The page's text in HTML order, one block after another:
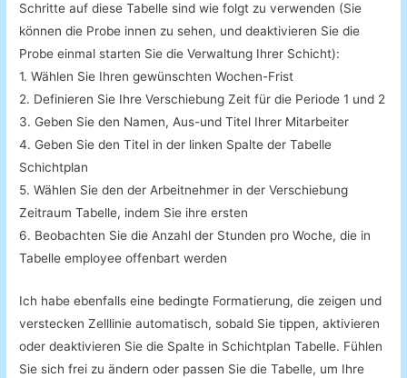
Schritte auf diese Tabelle sind wie folgt zu verwenden (Sie
können die Probe innen zu sehen, und deaktivieren Sie die
Probe einmal starten Sie die Verwaltung Ihrer Schicht):
1. Wählen Sie Ihren gewünschten Wochen-Frist
2. Definieren Sie Ihre Verschiebung Zeit für die Periode 1 und 2
3. Geben Sie den Namen, Aus-und Titel Ihrer Mitarbeiter
4. Geben Sie den Titel in der linken Spalte der Tabelle
Schichtplan
5. Wählen Sie den der Arbeitnehmer in der Verschiebung
Zeitraum Tabelle, indem Sie ihre ersten
6. Beobachten Sie die Anzahl der Stunden pro Woche, die in
Tabelle employee offenbart werden
Ich habe ebenfalls eine bedingte Formatierung, die zeigen und
verstecken Zelllinie automatisch, sobald Sie tippen, aktivieren
oder deaktivieren Sie die Spalte in Schichtplan Tabelle. Fühlen
Sie sich frei zu ändern oder passen Sie die Tabelle, um Ihre